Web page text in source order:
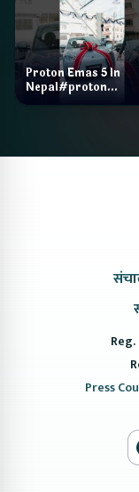
Proton Emas 5 In
Nepal#proton
Press